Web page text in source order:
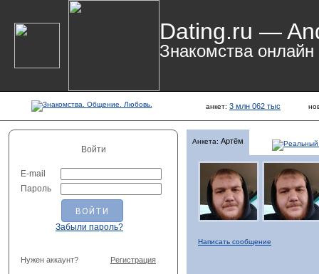
Dating.ru —
Знакомства онлайн
анкет: 3 млн 062 тыс
Войти
E-mail
Пароль
Забыли пароль?
Нужен аккаунт? Регистрация
Анкета: Артём
Написать сообщение